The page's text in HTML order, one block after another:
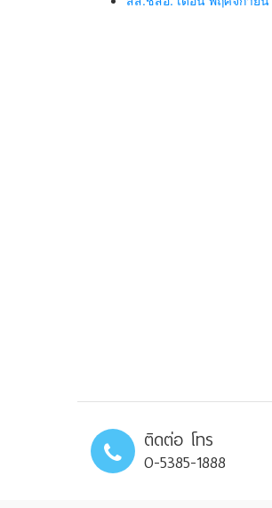
ติดต่อ โทร
0-5385-1888